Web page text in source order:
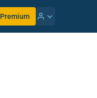
Premium